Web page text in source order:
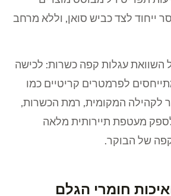
ייחוד לצד כביש סואן, וללא מרחב
השוואת עגלות קפה כשרות: לכישה
לפרמטרים קריטיים כמו
לקהילה המקומית, רמת הכשרות,
מעטפת תיירותית מלאה
של הבוקר.
חומרי הגלם